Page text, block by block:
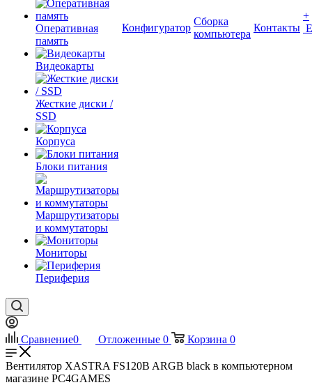
Оперативная
память
Видеокарты
Жесткие диски /
SSD
Корпуса
Блоки питания
Маршрутизаторы
и коммутаторы
Мониторы
Периферия
Конфигуратор
Сборка
компьютера
Контакты
+
Сравнение0 Отложенные 0 Корзина 0
Вентилятор XASTRA FS120B ARGB black в компьютерном
магазине PC4GAMES